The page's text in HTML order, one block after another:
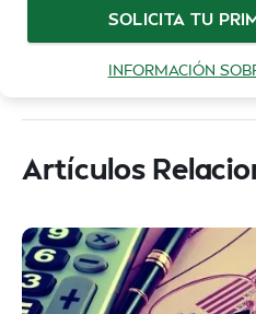
SOLICITA TU
INFORMACIÓN
Artículos